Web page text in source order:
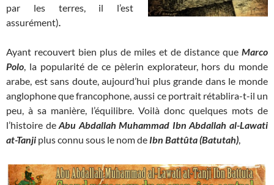
par les terres, il l’est
assurément).
Ayant recouvert bien plus de miles et de distance que Marco
Polo, la popularité de ce pèlerin explorateur, hors du monde
arabe, est sans doute, aujourd’hui plus grande dans le monde
anglophone que francophone, aussi ce portrait rétablira-t-il un
peu, à sa manière, l’équilibre. Voilà donc quelques mots de
l’histoire deAbu Abdallah Muhammad Ibn Abdallah al-Lawati
at-Tanji plus connu sous le nom de Ibn Battûta(Batutah),